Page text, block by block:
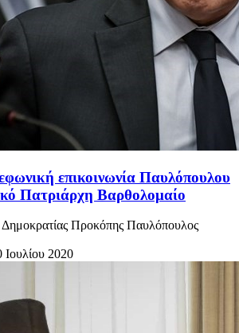
επικοινωνία Παυλόπουλου
Πατριάρχη Βαρθολομαίο
Προκόπης Παυλόπουλος
2020